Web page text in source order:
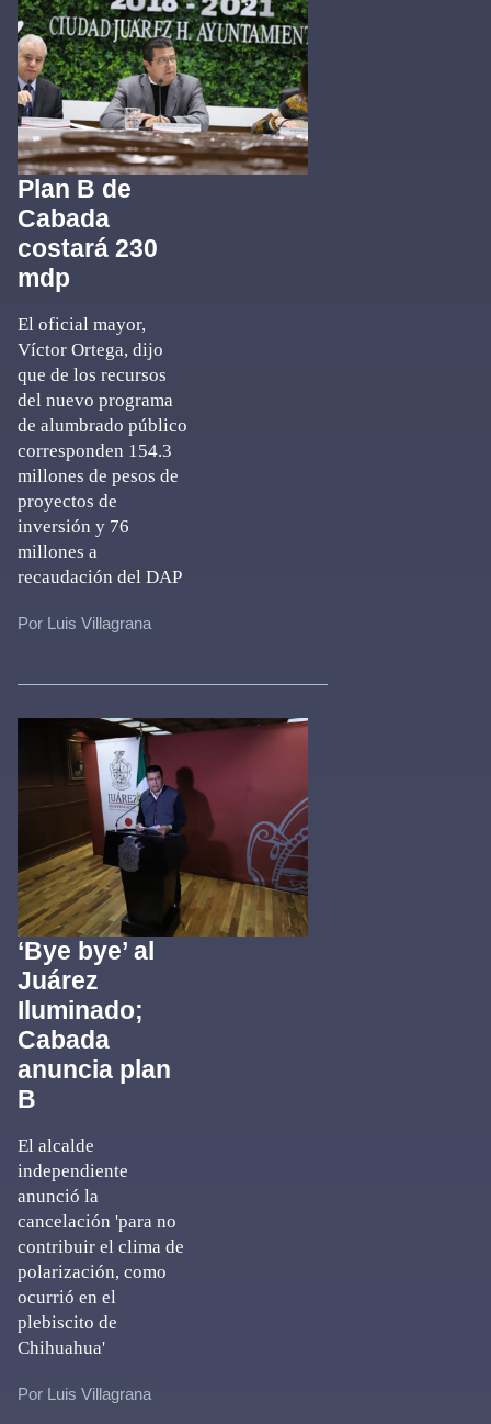
Plan B de
Cabada
costará 230
mdp
El oficial mayor,
Víctor Ortega, dijo
que de los recursos
del nuevo programa
de alumbrado público
corresponden 154.3
millones de pesos de
proyectos de
inversión y 76
millones a
recaudación del DAP
Por Luis Villagrana
‘Bye bye’ al
Juárez
Iluminado;
Cabada
anuncia plan
B
El alcalde
independiente
anunció la
cancelación 'para no
contribuir el clima de
polarización, como
ocurrió en el
plebiscito de
Chihuahua'
Por Luis Villagrana